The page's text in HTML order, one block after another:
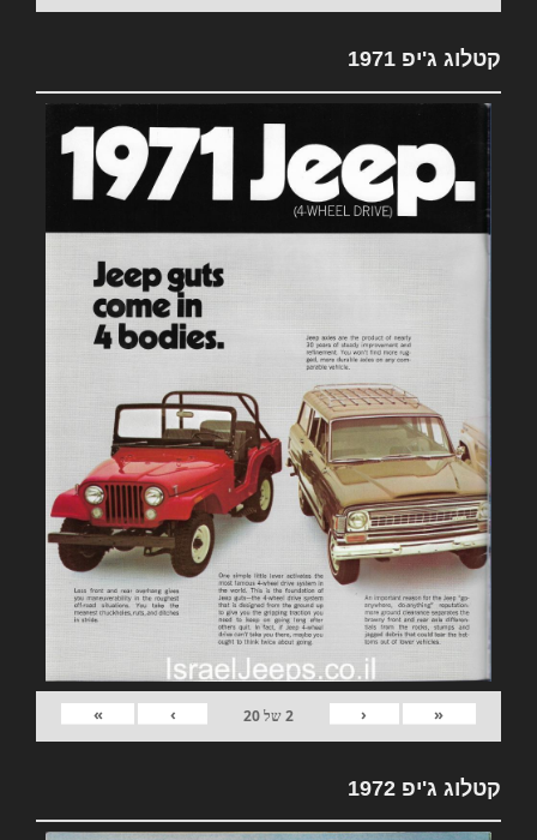
קטלוג ג'יפ 1971
«
‹
2של20
›
»
קטלוג ג'יפ 1972